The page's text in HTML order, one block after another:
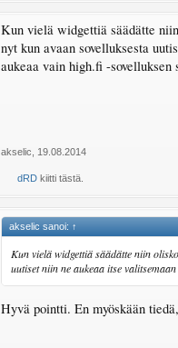
Kun vielä widgettiä säädätte
nyt kun avaan sovelluksesta
aukeaa vain high.fi -sovelluksen
akselic 19.08.2014
dRD kiitti tästä.
akselic sanoi: ↑
Kun vielä widgettiä säädätte niin
uutiset niin ne aukeaa itse
Hyvä pointti. En myöskään